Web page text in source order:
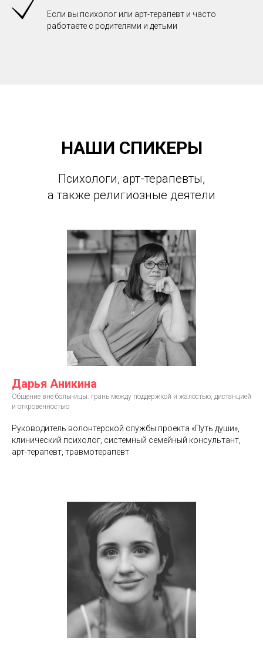
Если вы психолог или арт-терапевт и часто
работаете с родителями и детьми
НАШИ СПИКЕРЫ
Психологи, арт-терапевты,
а также религиозные деятели
Дарья Аникина
Общение вне больницы: грань между поддержкой и жалостью, дистанцией
и откровенностью
Руководитель волонтерской службы проекта «Путь души»,
клинический психолог, системный семейный консультант,
арт-терапевт, травмотерапевт